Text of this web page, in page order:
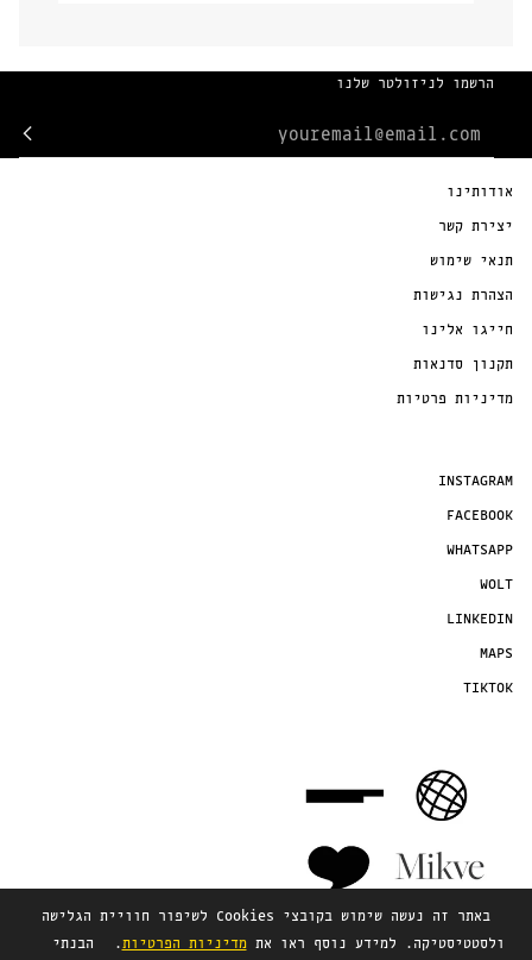
הרשמו לניזולטר שלנו
אודותינו
יצירת קשר
תנאי שימוש
הצהרת נגישות
חייגו אלינו
תקנון סדנאות
מדיניות פרטיות
INSTAGRAM
FACEBOOK
WHATSAPP
WOLT
LINKEDIN
MAPS
TIKTOK
באתר זה נעשה שימוש בקובצי Cookies לשיפור חוויית הגלישה
ולסטטיסטיקה. למידע נוסף ראו אתמדיניות הפרטיות. הבנתי